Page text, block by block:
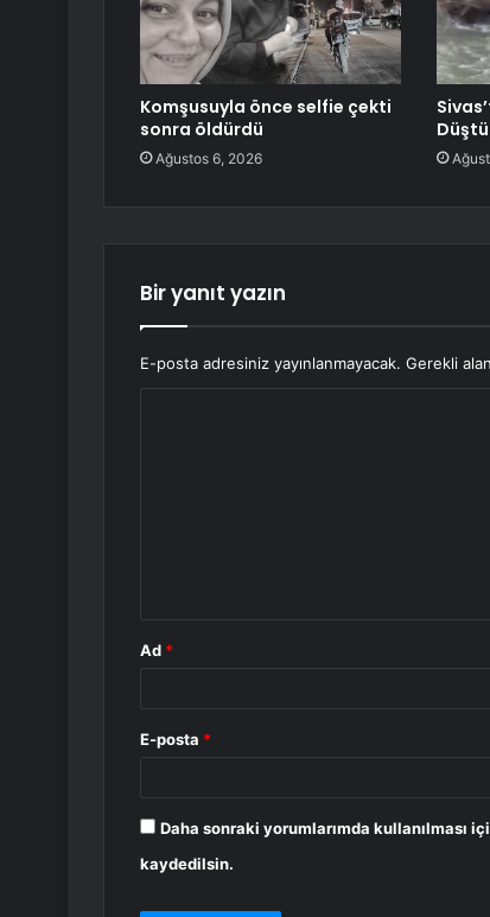
Komşusuyla önce selfie çekti
sonra öldürdü
Ağustos 6, 2026
Düştü
Bir yanıt yazın
E-posta adresiniz yayınlanmayacak. Gerekli
Ad *
E-posta *
Daha sonraki yorumlarımda kullanılması
kaydedilsin.